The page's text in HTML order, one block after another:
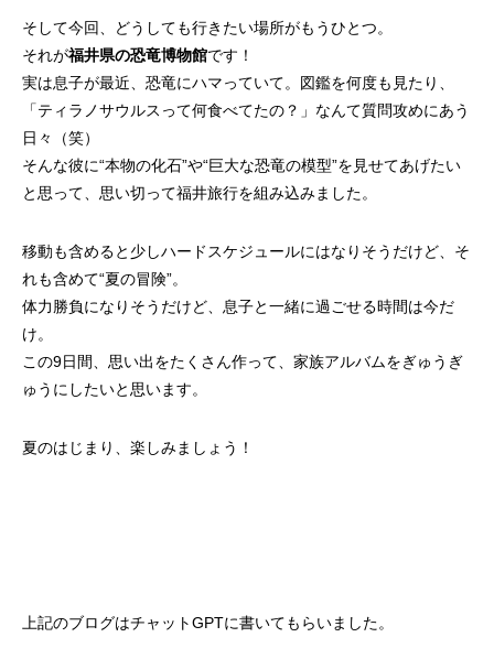
そして今回、どうしても行きたい場所がもうひとつ。
それが福井県の恐竜博物館です！
実は息子が最近、恐竜にハマっていて。図鑑を何度も見たり、
「ティラノサウルスって何食べてたの？」なんて質問攻めにあう
日々（笑）
そんな彼に“本物の化石”や“巨大な恐竜の模型”を見せてあげたい
と思って、思い切って福井旅行を組み込みました。
移動も含めると少しハードスケジュールにはなりそうだけど、そ
れも含めて“夏の冒険”。
体力勝負になりそうだけど、息子と一緒に過ごせる時間は今だ
け。
この9日間、思い出をたくさん作って、家族アルバムをぎゅうぎ
ゅうにしたいと思います。
夏のはじまり、楽しみましょう！
上記のブログはチャットGPTに書いてもらいました。